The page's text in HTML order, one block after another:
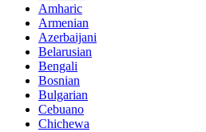
Amharic
Armenian
Azerbaijani
Belarusian
Bengali
Bosnian
Bulgarian
Cebuano
Chichewa